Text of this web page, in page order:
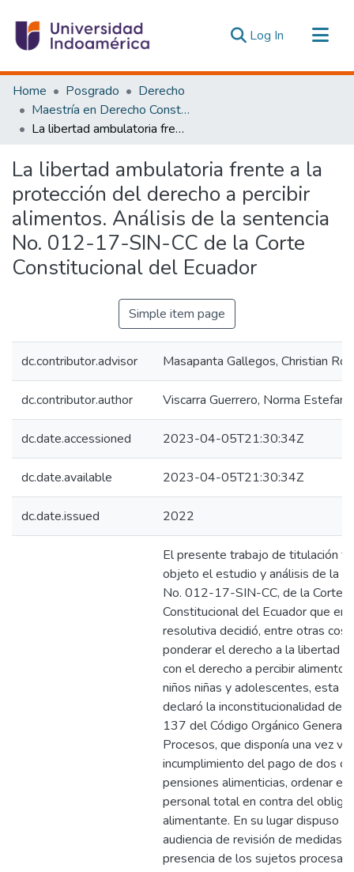
Log In (current)
Communities & Collections
All of DSpace
Statistics
Home Posgrado
Derecho
Maestría en Derecho Constitucional con Mención en Derecho Constitucional
La libertad ambulatoria frente a la protección del derecho a percibir alimentos. Análisis de la sentencia No. 012-17-SIN-CC de la Corte Constitucional del Ecuador
La libertad ambulatoria frente a la
protección del derecho a percibir
alimentos. Análisis de la sentencia
No. 012-17-SIN-CC de la Corte
Constitucional del Ecuador
Simple item page
dc.contributor.advisor Masapanta Gallegos, Christian
dc.contributor.author Viscarra Guerrero, Norma Estefanía
dc.date.accessioned 2023-04-05T21:30:34Z
dc.date.available 2023-04-05T21:30:34Z
dc.date.issued 2022
El presente trabajo de titulación
objeto el estudio y análisis de la
No. 012-17-SIN-CC, de la Corte
Constitucional del Ecuador que en
resolutiva decidió, entre otras
ponderar el derecho a la libertad
con el derecho a percibir
niños niñas y adolescentes, esta
declaró la inconstitucionalidad del
137 del Código Orgánico General
Procesos, que disponía una vez
incumplimiento del pago de dos o
pensiones alimenticias, ordenar
personal total en contra del
alimentante. En su lugar dispuso
audiencia de revisión de medidas,
presencia de los sujetos